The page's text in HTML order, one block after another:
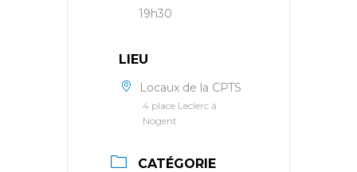
19h30
LIEU
Locaux de la CPTS
4 place Leclerc à
Nogent
CATÉGORIE